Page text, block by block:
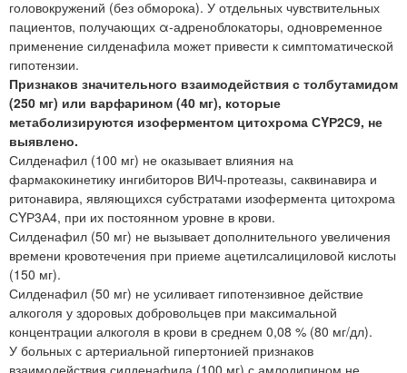
головокружений (без обморока). У отдельных чувствительных
пациентов, получающих α-адреноблокаторы, одновременное
применение силденафила может привести к симптоматической
гипотензии.
Признаков значительного взаимодействия с толбутамидом
(250 мг) или варфарином (40 мг), которые
метаболизируются изоферментом цитохрома СYР2С9, не
выявлено.
Силденафил (100 мг) не оказывает влияния на
фармакокинетику ингибиторов ВИЧ-протеазы, саквинавира и
ритонавира, являющихся субстратами изофермента цитохрома
СYР3А4, при их постоянном уровне в крови.
Силденафил (50 мг) не вызывает дополнительного увеличения
времени кровотечения при приеме ацетилсалициловой кислоты
(150 мг).
Силденафил (50 мг) не усиливает гипотензивное действие
алкоголя у здоровых добровольцев при максимальной
концентрации алкоголя в крови в среднем 0,08 % (80 мг/дл).
У больных с артериальной гипертонией признаков